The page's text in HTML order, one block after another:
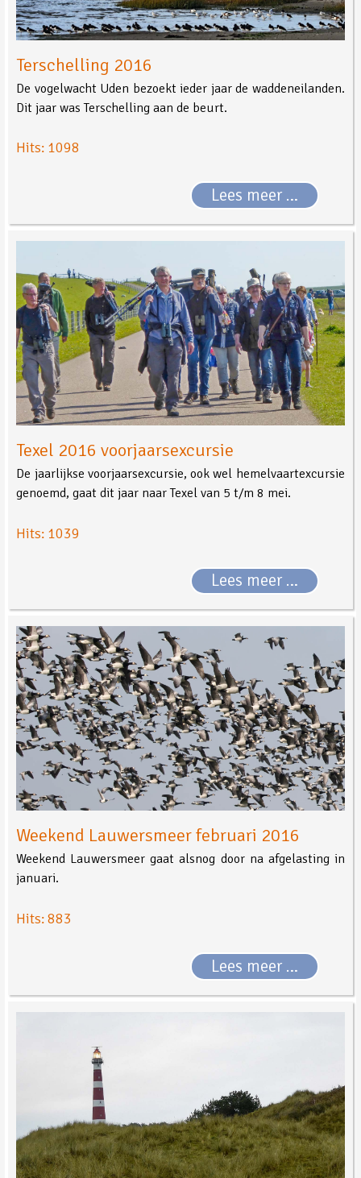
Terschelling 2016
De vogelwacht Uden bezoekt ieder jaar de waddeneilanden.
Dit jaar was Terschelling aan de beurt.
Hits: 1098
Lees meer …
Texel 2016 voorjaarsexcursie
De jaarlijkse voorjaarsexcursie, ook wel hemelvaartexcursie
genoemd, gaat dit jaar naar Texel van 5 t/m 8 mei.
Hits: 1039
Lees meer …
Weekend Lauwersmeer februari 2016
Weekend Lauwersmeer gaat alsnog door na afgelasting in
januari.
Hits: 883
Lees meer …